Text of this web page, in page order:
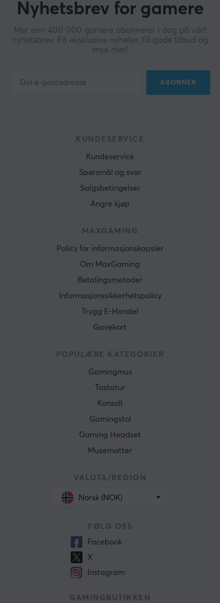
Nyhetsbrev for gamere
Mer enn 400 000 gamere abonnerer i dag på vårt
nyhetsbrev. Få eksklusive nyheter, få gode tilbud og
mye mer!
ABONNER
KUNDESERVICE
Kundeservice
Spørsmål og svar
Salgsbetingelser
Angre kjøp
MAXGAMING
Policy for informasjonskapsler
Om MaxGaming
Betalingsmetoder
Informasjonssikkerhetspolicy
Trygg E-Handel
Gavekort
POPULÆRE KATEGORIER
Gamingmus
Tastatur
Konsoll
Gamingstol
Gaming Headset
Musematter
VALUTA/REGION
Norsk (NOK)
FØLG OSS
Facebook
X
Instagram
GAMINGBUTIKKEN